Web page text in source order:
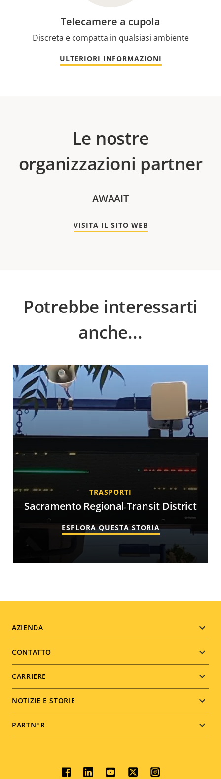
Telecamere a cupola
Discreta e compatta in qualsiasi ambiente
ULTERIORI INFORMAZIONI
Le nostre
organizzazioni partner
AWAAIT
VISITA IL SITO WEB
Potrebbe interessarti
anche...
TRASPORTI
Sacramento Regional Transit District
ESPLORA QUESTA STORIA
Footer
menu
AZIENDA
CONTATTO
CARRIERE
NOTIZIE E STORIE
PARTNER